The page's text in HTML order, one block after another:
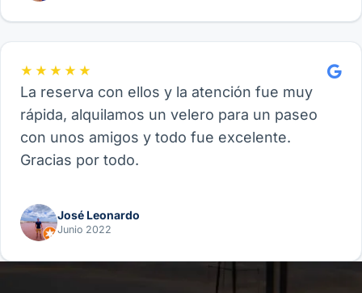
★★★★★
La reserva con ellos y la atención fue muy
rápida, alquilamos un velero para un paseo
con unos amigos y todo fue excelente.
Gracias por todo.
José Leonardo
Junio 2022